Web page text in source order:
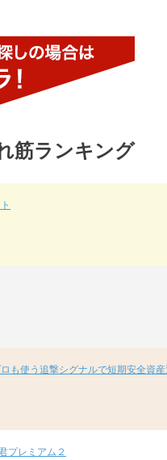
筋ランキング
も使う追撃シグナルで短期安全資
プレミアム２